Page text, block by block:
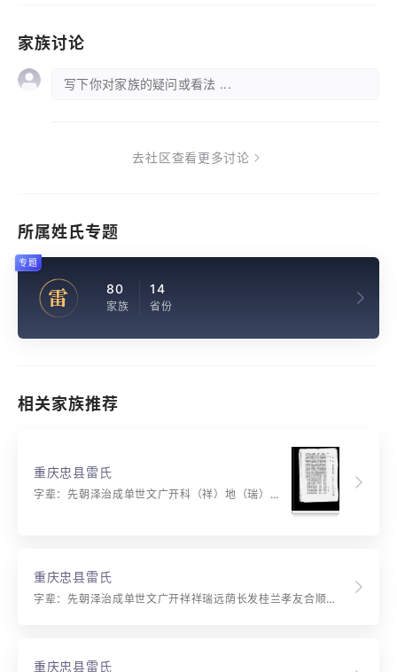
家族讨论
写下你对家族的疑问或看法 ...
去社区查看更多讨论
所属姓氏专题
雷 80
家族
14
省份
专题
相关家族推荐
重庆忠县雷氏
字辈：先朝泽治成单世文广开科（祥）地（瑞）荣（远）登（荫）显（长）道（发）学（桂）育（兰）荫（孝）才（友）合顺家道兴伟光宗裕厚福寿如山荣昌万代永庆平安
重庆忠县雷氏
字辈：先朝泽治成单世文广开祥祥瑞远荫长发桂兰孝友合顺家道兴传光宗裕厚福寿如山荣昌万代永庆平安启良玉书豪杰正义吉盛贤博学汉风显邦国崇尚仁勇德宏扬宪鼎敬恒春肇诗易松竹长青树茂林大相远凤立金宝祐怡丰浩琪秉晨起建东雄泰康昭俊彦运远凯旋梦乾坤克江善碧海旭云天
重庆忠县雷氏